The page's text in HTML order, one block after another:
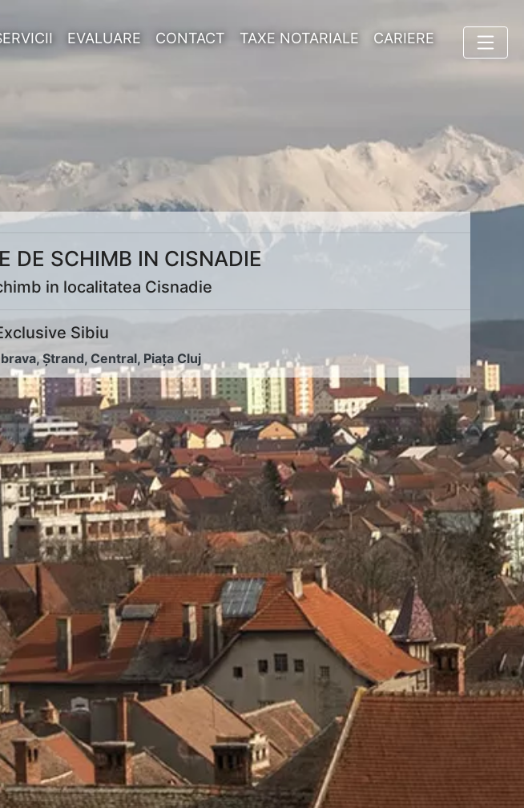
EVALUARE CONTACT TAXE NOTARIALE CARIERE
DE SCHIMB IN CISNADIE
in localitatea Cisnadie
Sibiu
,Ștrand, Central, Piața Cluj